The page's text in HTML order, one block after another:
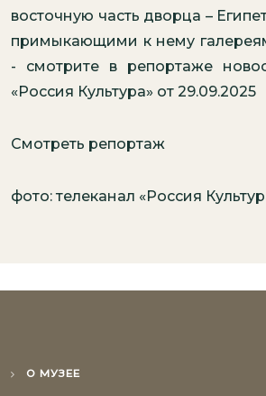
восточную часть дворца –
примыкающими к нему
- смотрите в репортаже
«Россия Культура» от 29.09.2025
Смотреть репортаж
фото: телеканал «Россия
О МУЗЕЕ